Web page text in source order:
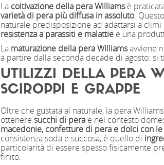
La coltivazione della pera Williamsè
varietà di pera più diffusa in assoluto.
naturale predisposizione ad adattarsi a
resistenza a parassiti e malattie e una
La maturazione della pera Williamsavviene
a partire dalla seconda decade di agosto: si
UTILIZZI DELLA PERA
SCIROPPI E GRAPPE
Oltre che gustata al naturale, la pera
ottenere succhi di pera e nel contesto
macedonie, confetture di pera e dolci con
consistenza soda e succosa, è quello di
particolarità di essere spesso fisicamente
finito.